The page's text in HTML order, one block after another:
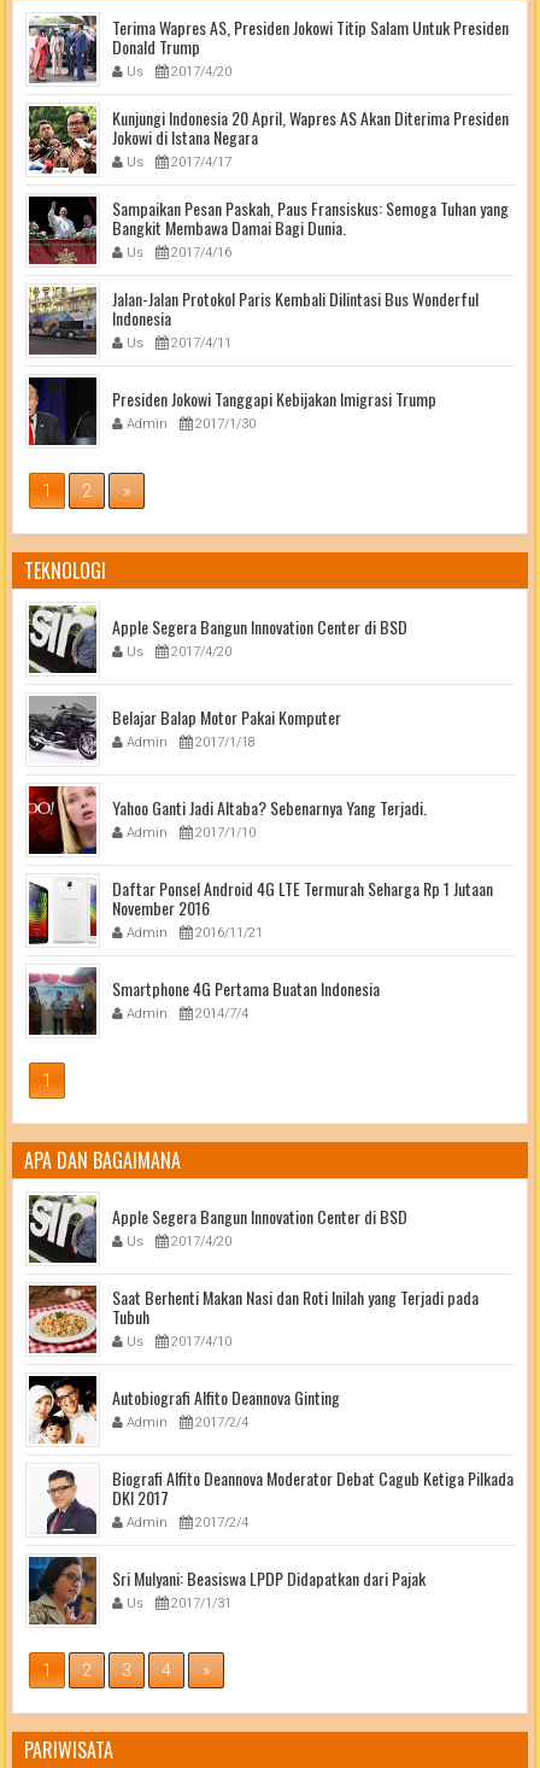
Terima Wapres AS, Presiden Jokowi Titip Salam Untuk Presiden
Donald Trump
Us 2017/4/20
Kunjungi Indonesia 20 April, Wapres AS Akan Diterima Presiden
Jokowi di Istana Negara
Us 2017/4/17
Sampaikan Pesan Paskah, Paus Fransiskus: Semoga Tuhan yang
Bangkit Membawa Damai Bagi Dunia.
Us 2017/4/16
Jalan-Jalan Protokol Paris Kembali Dilintasi Bus Wonderful
Indonesia
Us 2017/4/11
Presiden Jokowi Tanggapi Kebijakan Imigrasi Trump
Admin 2017/1/30
1 2 »
TEKNOLOGI
Apple Segera Bangun Innovation Center di BSD
Us 2017/4/20
Belajar Balap Motor Pakai Komputer
Admin 2017/1/18
Yahoo Ganti Jadi Altaba? Sebenarnya Yang Terjadi.
Admin 2017/1/10
Daftar Ponsel Android 4G LTE Termurah Seharga Rp 1 Jutaan
November 2016
Admin 2016/11/21
Smartphone 4G Pertama Buatan Indonesia
Admin 2014/7/4
1
APA DAN BAGAIMANA
Apple Segera Bangun Innovation Center di BSD
Us 2017/4/20
Saat Berhenti Makan Nasi dan Roti Inilah yang Terjadi pada
Tubuh
Us 2017/4/10
Autobiografi Alfito Deannova Ginting
Admin 2017/2/4
Biografi Alfito Deannova Moderator Debat Cagub Ketiga Pilkada
DKI 2017
Admin 2017/2/4
Sri Mulyani: Beasiswa LPDP Didapatkan dari Pajak
Us 2017/1/31
1 2 3 4 »
PARIWISATA